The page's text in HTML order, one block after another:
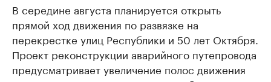
В середине августа планируется открыть
прямой ход движения по развязке на
перекрестке улиц Республики и 50 лет Октября.
Проект реконструкции аварийного путепровода
предусматривает увеличение полос движения